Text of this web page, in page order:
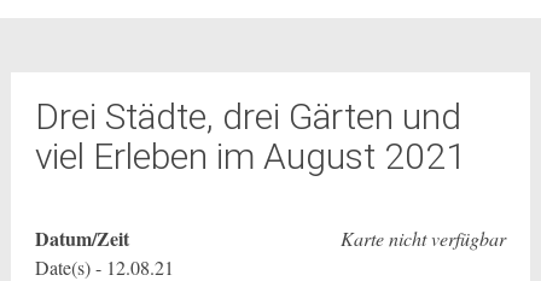
Drei Städte, drei Gärten und
viel Erleben im August 2021
Karte nicht verfügbar
Datum/Zeit
Date(s) - 12.08.21